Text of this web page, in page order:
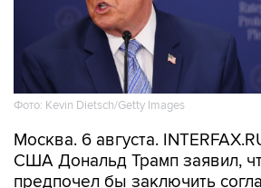
Фото: Kevin Dietsch/Getty Images
Москва. 6 августа.
США Дональд Трамп заявил,
предпочел бы заключить